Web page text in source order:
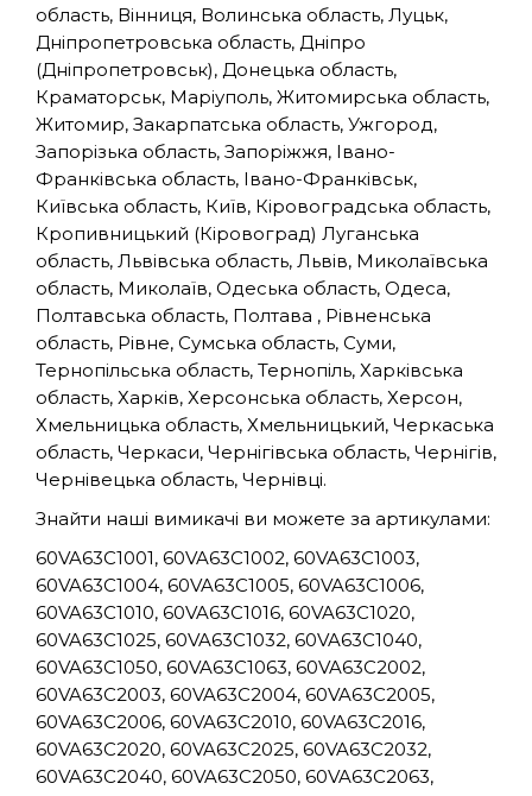
область, Вінниця, Волинська область, Луцьк,
Дніпропетровська область, Дніпро
(Дніпропетровськ), Донецька область,
Краматорськ, Маріуполь, Житомирська область,
Житомир, Закарпатська область, Ужгород,
Запорізька область, Запоріжжя, Івано-
Франківська область, Івано-Франківськ,
Київська область, Київ, Кіровоградська область,
Кропивницький (Кіровоград) Луганська
область, Львівська область, Львів, Миколаївська
область, Миколаїв, Одеська область, Одеса,
Полтавська область, Полтава , Рівненська
область, Рівне, Сумська область, Суми,
Тернопільська область, Тернопіль, Харківська
область, Харків, Херсонська область, Херсон,
Хмельницька область, Хмельницький, Черкаська
область, Черкаси, Чернігівська область, Чернігів,
Чернівецька область, Чернівці.
Знайти наші вимикачі ви можете за артикулами:
60VA63C1001, 60VA63C1002, 60VA63C1003,
60VA63C1004, 60VA63C1005, 60VA63C1006,
60VA63C1010, 60VA63C1016, 60VA63C1020,
60VA63C1025, 60VA63C1032, 60VA63C1040,
60VA63C1050, 60VA63C1063, 60VA63C2002,
60VA63C2003, 60VA63C2004, 60VA63C2005,
60VA63C2006, 60VA63C2010, 60VA63C2016,
60VA63C2020, 60VA63C2025, 60VA63C2032,
60VA63C2040, 60VA63C2050, 60VA63C2063,